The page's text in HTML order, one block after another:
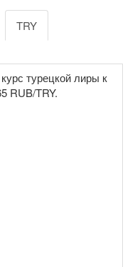
TRY
турецкой лиры к
RUB/TRY.